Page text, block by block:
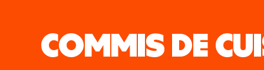
COMMIS DE